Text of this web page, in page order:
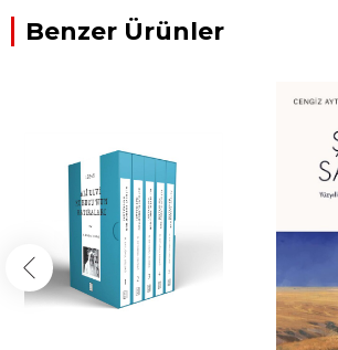
Benzer Ürünler